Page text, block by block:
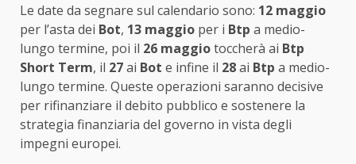
Le date da segnare sul calendario sono: 12 maggio
per l’asta dei Bot, 13 maggio per i Btp a medio-
lungo termine, poi il 26 maggiotoccherà ai Btp
Short Term, il 27ai Bot e infine il 28ai Btp a medio-
lungo termine. Queste operazioni saranno decisive
per rifinanziare il debito pubblico e sostenere la
strategia finanziaria del governo in vista degli
impegni europei.